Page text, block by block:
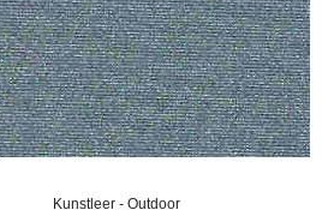
Kunstleer - Outdoor